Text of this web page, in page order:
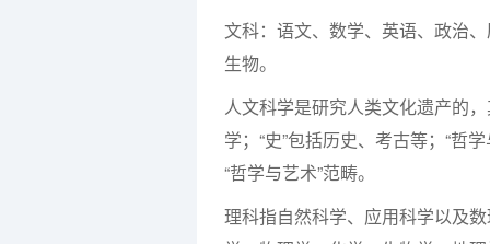
文科：语文、数学、英语、政治
生物。
人文科学是研究人类文化遗产的
学；“史”包括历史、考古等；“哲
“哲学与艺术”范畴。
理科指自然科学、应用科学以及